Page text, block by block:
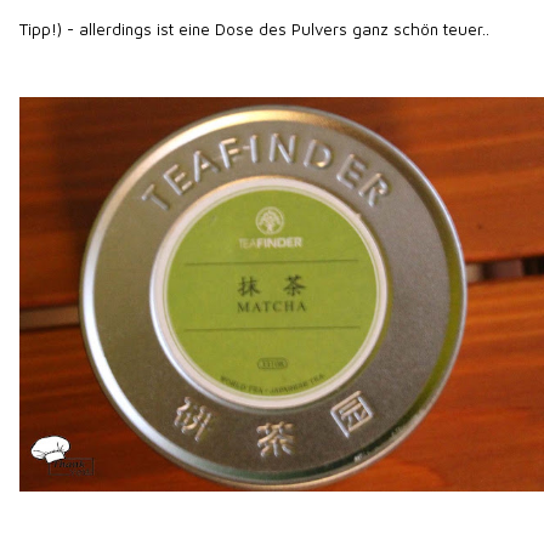
Tipp!) - allerdings ist eine Dose des Pulvers ganz schön teuer..